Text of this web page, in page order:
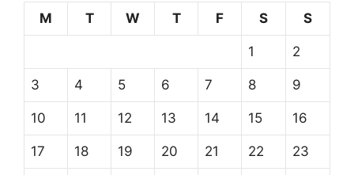
M
T W T F S S
1 2
3 4 5 6 7 8 9
10 11 12 13 14 15 16
17 18 19 20 21 22 23